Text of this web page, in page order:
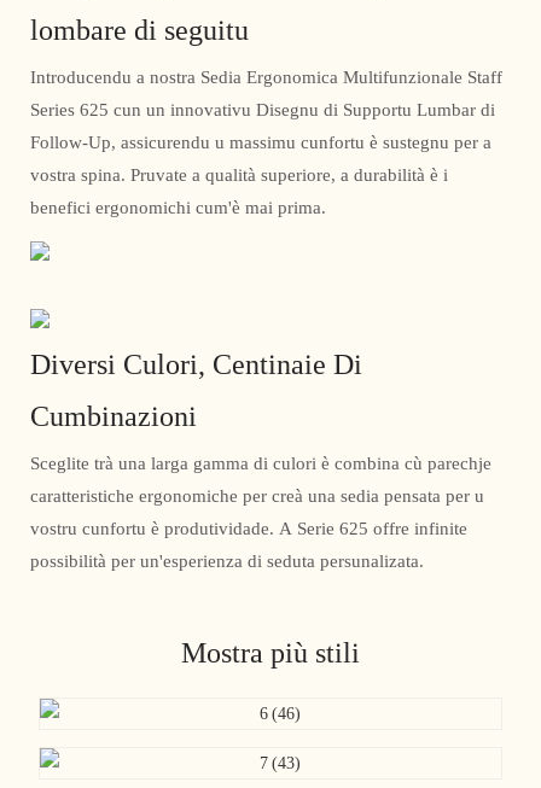
lombare di seguitu
Introducendu a nostra Sedia Ergonomica Multifunzionale Staff
Series 625 cun un innovativu Disegnu di Supportu Lumbar di
Follow-Up, assicurendu u massimu cunfortu è sustegnu per a
vostra spina. Pruvate a qualità superiore, a durabilità è i
benefici ergonomichi cum'è mai prima.
Diversi Culori, Centinaie Di
Cumbinazioni
Sceglite trà una larga gamma di culori è combina cù parechje
caratteristiche ergonomiche per creà una sedia pensata per u
vostru cunfortu è produtividade. A Serie 625 offre infinite
possibilità per un'esperienza di seduta persunalizata.
Mostra più stili